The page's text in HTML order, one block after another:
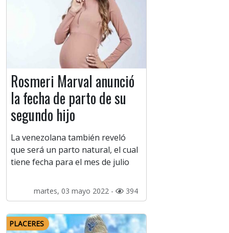
Rosmeri Marval anunció
la fecha de parto de su
segundo hijo
La venezolana también reveló
que será un parto natural, el cual
tiene fecha para el mes de julio
martes, 03 mayo 2022 - 394
PLACERES